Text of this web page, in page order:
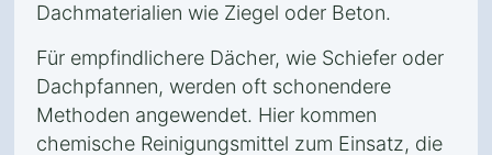
Dachmaterialien wie Ziegel oder Beton.
Für empfindlichere Dächer, wie Schiefer oder
Dachpfannen, werden oft schonendere
Methoden angewendet. Hier kommen
chemische Reinigungsmittel zum Einsatz, die